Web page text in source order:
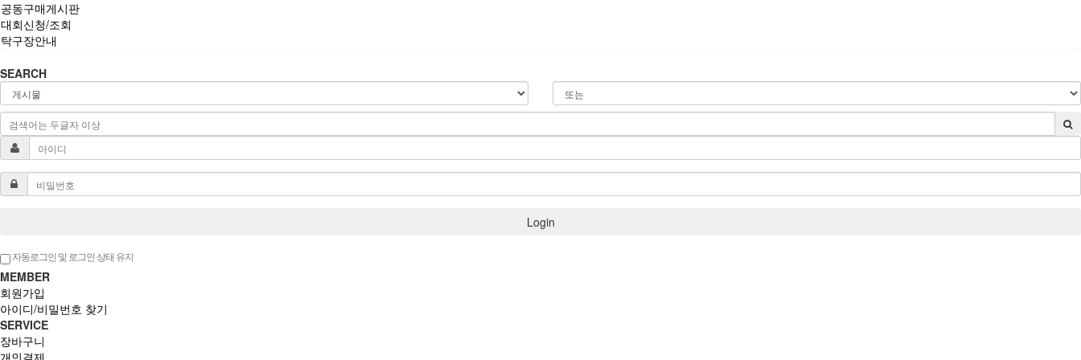
공동구매게시판
대회신청/조회
탁구장안내
SEARCH
Login
자동로그인 및 로그인 상태 유지
MEMBER
회원가입
아이디/비밀번호 찾기
SERVICE
장바구니